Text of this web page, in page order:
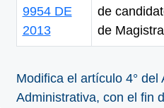
9954 DE
2013
de
de
Modifica el artículo 4°
Administrativa, con el fin